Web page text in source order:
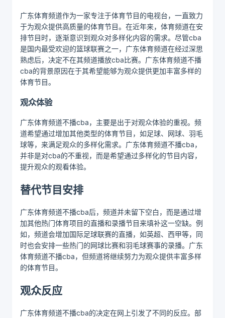
广东体育频道作为一家专注于体育节目的电视台，一直致力
于为观众提供高质量的体育节目。在近年来，体育频道在安
排节目时，逐渐意识到观众对多样化内容的需求。尽管cba
是国内最受欢迎的篮球联赛之一，广东体育频道在经过深思
熟虑后，决定不在其频道播放cba比赛。广东体育频道不播
cba的背景原因在于其希望能够为观众提供更加丰富多样的
体育节目。
观众体验
广东体育频道不播cba，主要是出于对观众体验的重视。频
道希望通过增加其他类型的体育节目，如足球、网球、羽毛
球等，来满足观众的多样化需求。广东体育频道不播cba，
并非是对cba的不重视，而是希望通过多样化的节目内容，
提升观众的观看体验。
替代节目安排
广东体育频道不播cba后，频道并未留下空白，而是通过增
加其他热门体育项目的直播和录播节目来填补这一空缺。例
如，频道会增加国际足球联赛的直播，如英超、西甲等，同
时也会安排一些热门的网球比赛和羽毛球赛事的录播。广东
体育频道不播cba，但频道将继续努力为观众提供丰富多样
的体育节目。
观众反应
广东体育频道不播cba的决定在网上引发了不同的反应。部